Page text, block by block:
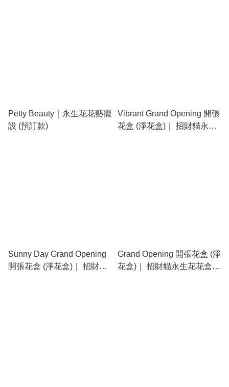
Petty Beauty｜永生花花藝擺
設 (預訂款)
Vibrant Grand Opening 開張
花盒 (淨花盒)｜ 招財貓永生
Sunny Day Grand Opening
開張花盒 (淨花盒)｜ 招財貓
Grand Opening 開張花盒 (淨
花盒)｜ 招財貓永生花花盒